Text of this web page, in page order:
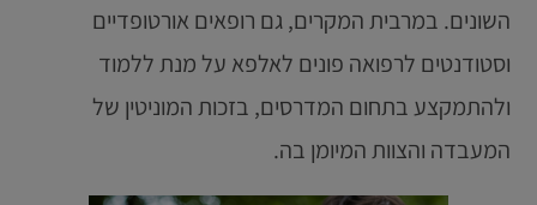
השונים. במרבית המקרים, גם רופאים אורטופדיים
וסטודנטים לרפואה פונים לאלפא על מנת ללמוד
ולהתמקצע בתחום המדרסים, בזכות המוניטין של
המעבדה והצוות המיומן בה.